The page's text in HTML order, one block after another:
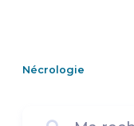
Nécrologie